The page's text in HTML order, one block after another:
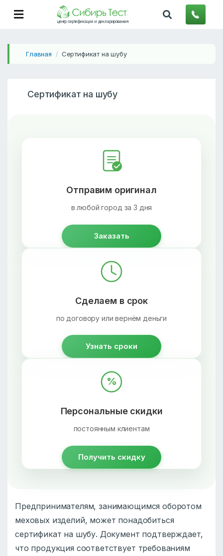
центр сертификации и декларирования
Главная / Сертификат на шубу
Сертификат на шубу
Отправим оригинал
в любой город за 3 дня
Заказать
Сделаем в срок
по договору или вернём деньги
Узнать сроки
%
Персональные скидки
постоянным клиентам
Получить скидку
Предпринимателям, занимающимся оборотом
меховых изделий, может понадобиться
сертификат на шубу. Документ подтверждает,
что продукция соответствует требованиям